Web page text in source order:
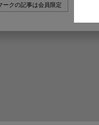
ークの記事は会員限定